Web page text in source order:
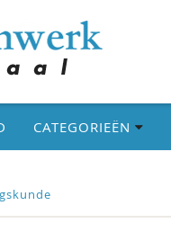
CATEGORIEËN